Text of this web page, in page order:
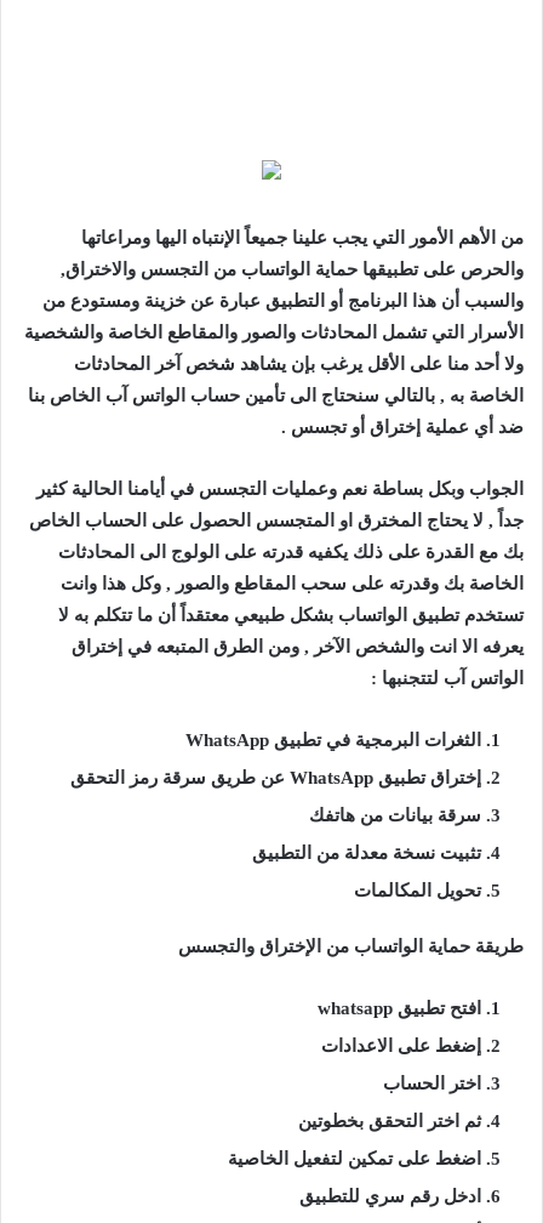
من الأهم الأمور التي يجب علينا جميعاً الإنتباه اليها ومراعاتها
والحرص على تطبيقها حماية الواتساب من التجسس والاختراق,
والسبب أن هذا البرنامج أو التطبيق عبارة عن خزينة ومستودع من
الأسرار التي تشمل المحادثات والصور والمقاطع الخاصة والشخصية
ولا أحد منا على الأقل يرغب بإن يشاهد شخص آخر المحادثات
الخاصة به , بالتالي سنحتاج الى تأمين حساب الواتس آب الخاص بنا
ضد أي عملية إختراق أو تجسس .
الجواب وبكل بساطة نعم وعمليات التجسس في أيامنا الحالية كثير
جداً , لا يحتاج المخترق او المتجسس الحصول على الحساب الخاص
بك مع القدرة على ذلك يكفيه قدرته على الولوج الى المحادثات
الخاصة بك وقدرته على سحب المقاطع والصور , وكل هذا وانت
تستخدم تطبيق الواتساب بشكل طبيعي معتقداً أن ما تتكلم به لا
يعرفه الا انت والشخص الآخر , ومن الطرق المتبعه في إختراق
الواتس آب لتتجنبها :
الثغرات البرمجية في تطبيق WhatsApp
إختراق تطبيق WhatsApp عن طريق سرقة رمز التحقق
سرقة بيانات من هاتفك
تثبيت نسخة معدلة من التطبيق
تحويل المكالمات
طريقة حماية الواتساب من الإختراق والتجسس
افتح تطبيق whatsapp
إضغط على الاعدادات
اختر الحساب
ثم اختر التحقق بخطوتين
اضغط على تمكين لتفعيل الخاصية
ادخل رقم سري للتطبيق